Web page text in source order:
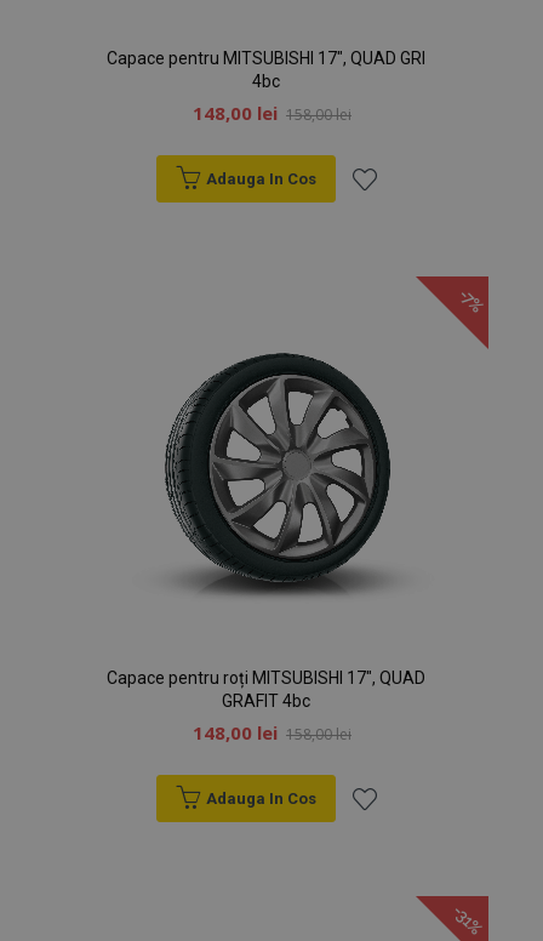
Capace pentru MITSUBISHI 17", QUAD GRI
4bc
148,00 lei 158,00 lei
Adauga In Cos
-7%
Capace pentru roți MITSUBISHI 17", QUAD
GRAFIT 4bc
148,00 lei 158,00 lei
Adauga In Cos
-31%